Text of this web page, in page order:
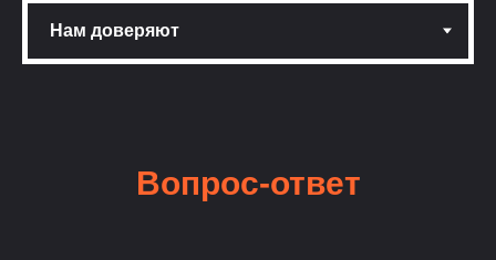
Вопрос-ответ